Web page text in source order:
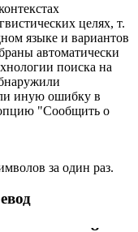
целях, т.
языке и вариантов
автоматически
поиска на
иную ошибку в
опцию "Сообщить о
за один раз.